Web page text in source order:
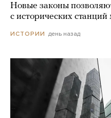
Новые законы
с исторических станций
ИСТОРИИ день назад